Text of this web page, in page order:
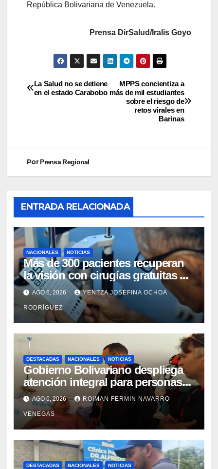
República Bolivariana de Venezuela.
Prensa DirSalud/Iralis Goyo
MPPS concientiza a
más de mil estudiantes
sobre el riesgo de
retos virales en
Barinas
La Salud no se detiene
en el estado Carabobo
PorPrensa Regional
ENTRADA RELACIONADA
NACIONALES NOTICIAS
Más de 300 pacientes recuperan
la visión con cirugías gratuitas de
cataratas en Zulia
AGO 6, 2026 YENTZA JOSEFINA OCHOA
RODRÍGUEZ
DESTACADAS NACIONALES NOTICIAS
Gobierno Bolivariano despliega
atención integral para personas
con discapacidad en
campamentos de La Guaira
AGO 6, 2026 ROIMAN FERMIN NAVARRO
VENEGAS
DESTACADAS NACIONALES NOTICIAS